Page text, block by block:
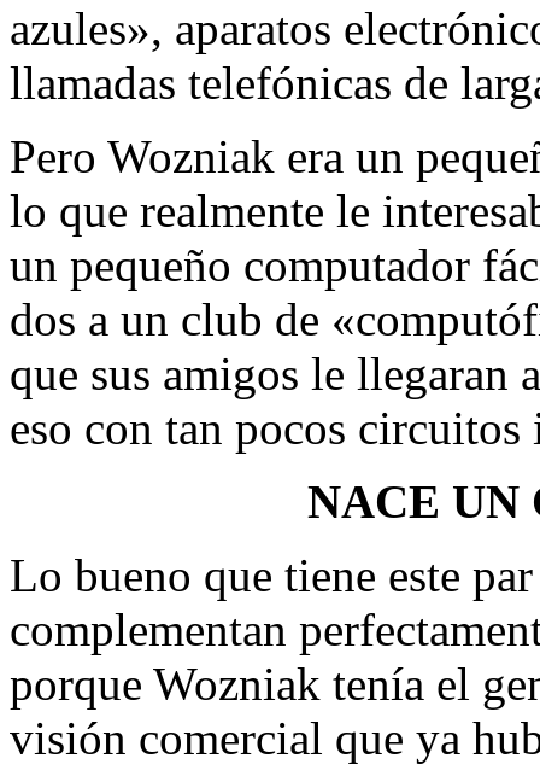
azules», aparatos
llamadas telefónicas de
Pero Wozniak era un
lo que realmente le
un pequeño computador
dos a un club de
que sus amigos le llegaran
eso con tan pocos circuitos
NACE UN
Lo bueno que tiene este
complementan
porque Wozniak tenía el
visión comercial que ya